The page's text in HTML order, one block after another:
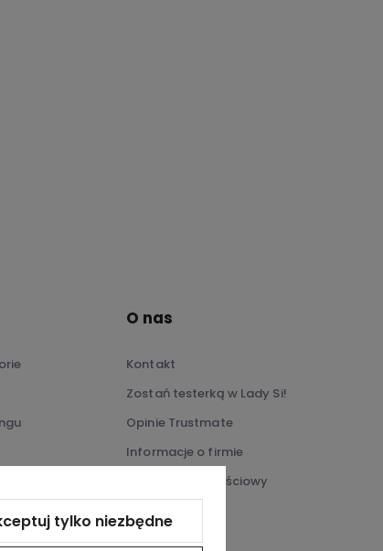
O nas
Kontakt
Zostań testerką w Lady Si!
Opinie Trustmate
Informacje o firmie
Program lojalnościowy
tylko niezbędne